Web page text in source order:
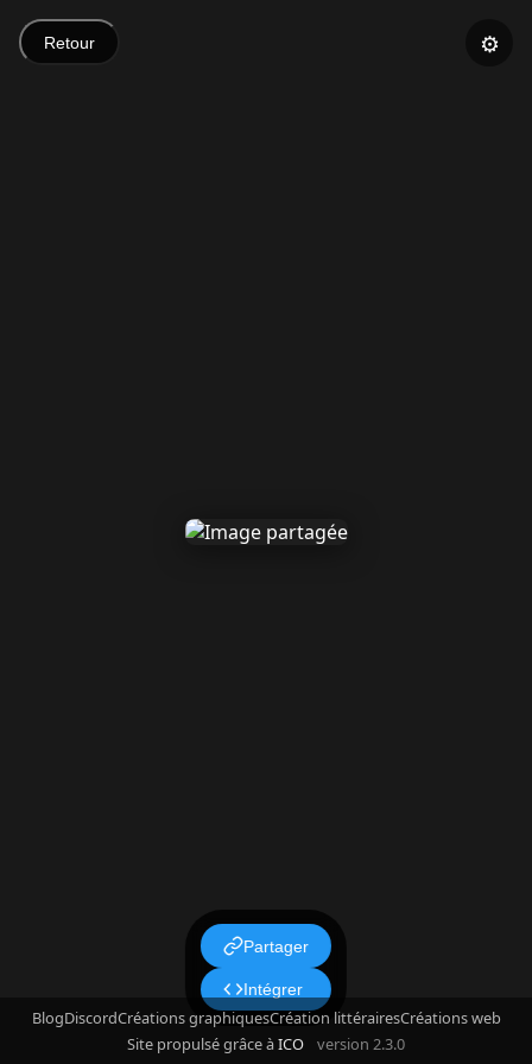
⚙️
Retour
Partager
Intégrer
BlogDiscordCréations graphiquesCréation littérairesCréations web
Site propulsé grâce àICO version 2.3.0